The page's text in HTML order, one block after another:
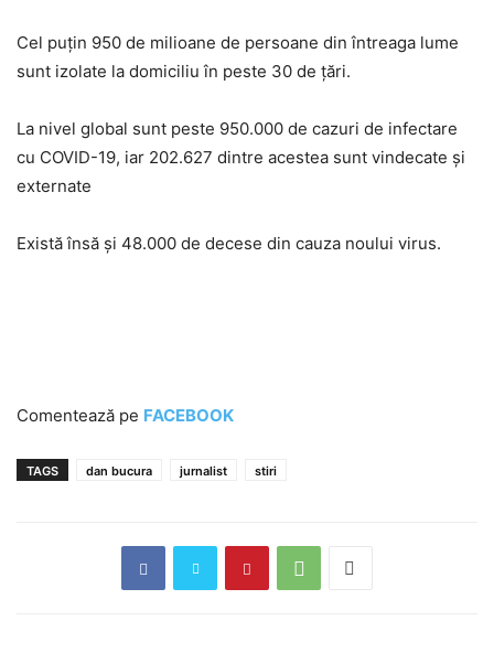
Cel puţin 950 de milioane de persoane din întreaga lume
sunt izolate la domiciliu în peste 30 de ţări.
La nivel global sunt peste 950.000 de cazuri de infectare
cu COVID-19, iar 202.627 dintre acestea sunt vindecate și
externate
Există însă și 48.000 de decese din cauza noului virus.
Comentează pe FACEBOOK
TAGS dan bucura jurnalist stiri